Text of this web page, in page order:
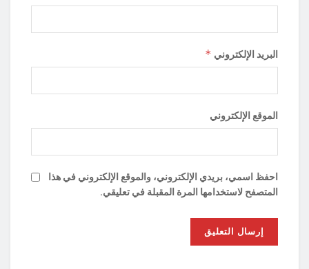
البريد الإلكتروني *
الموقع الإلكتروني
احفظ اسمي، بريدي الإلكتروني، والموقع الإلكتروني في هذا
المتصفح لاستخدامها المرة المقبلة في تعليقي.